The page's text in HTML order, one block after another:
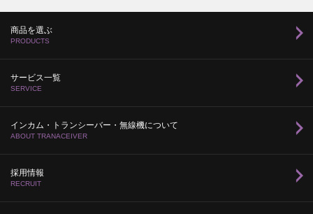
商品を選ぶ
PRODUCTS
サービス一覧
SERVICE
インカム・トランシーバー・無線機について
ABOUT TRANACEIVER
採用情報
RECRUIT